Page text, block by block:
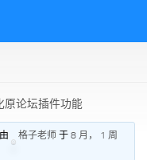
原论坛插件功能
格子老师 于8 月， 1 周